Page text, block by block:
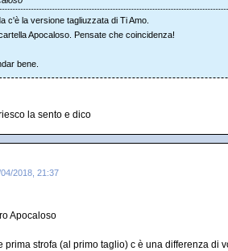
c'è la versione tagliuzzata di Ti Amo.
Apocaloso. Pensate che coincidenza!
bene.
la sento e dico
04/2018, 21:37
Apocaloso
prima strofa (al primo taglio) c è una differenza